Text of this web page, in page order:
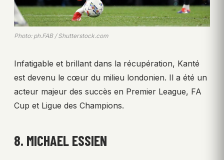
Photo: ph.FAB / Shutterstock.com
Infatigable et brillant dans la récupération, Kanté
est devenu le cœur du milieu londonien. Il a été un
acteur majeur des succès en Premier League, FA
Cup et Ligue des Champions.
8. MICHAEL ESSIEN